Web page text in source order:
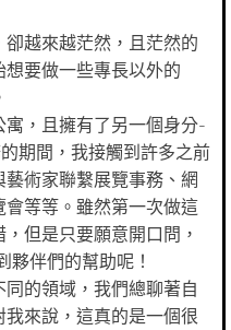
越來越茫然，且茫然的
要做一些專長以外的
寓，且擁有了另一個身分­
期間，我接觸到許多之前
術家聯繫展覽事務、網
等等。雖然第一次做這
但是只要願意開口問，
伴們的幫助呢！
的領域，我們總聊著自
來說，這真的是一個很